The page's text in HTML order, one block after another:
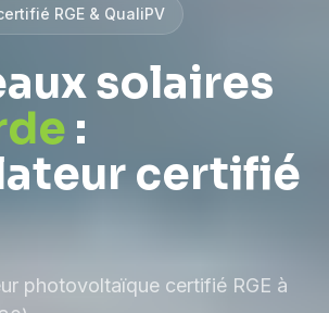
RGE & QualiPV
solaires
:
certifié
photovoltaïque certifié RGE à